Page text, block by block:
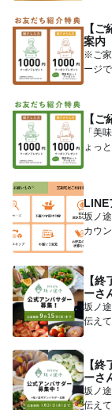
【ご
案内
※ご家
ージ
野菜を
【
「美
ょっ
LINE
坂ノ
カウ
ま...
【終
ーさ
坂ノ
伝え
こ...
【終
ーさ
坂ノ
伝え